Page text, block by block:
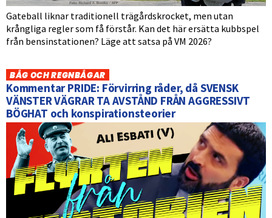
Gateball liknar traditionell trägårdskrocket, men utan
krångliga regler som få förstår. Kan det här ersätta kubbspel
från bensinstationen? Läge att satsa på VM 2026?
BÅG OCH REGNBÅGAR
Kommentar PRIDE: Förvirring råder, då SVENSK
VÄNSTER VÄGRAR TA AVSTÅND FRÅN AGGRESSIVT
BÖGHAT och konspirationsteorier